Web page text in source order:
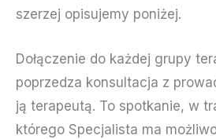
szerzej opisujemy poniżej.
Dołączenie do każdej grupy
poprzedza konsultacja z
ją terapeutą. To spotkanie, w
którego Specjalista ma